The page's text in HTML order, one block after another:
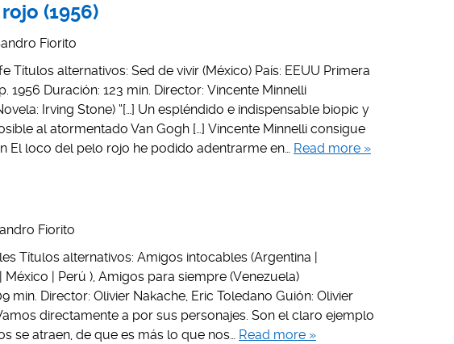
(1956)
Fiorito
Títulos alternativos: Sed de vivir (México) País: EEUU Primera
1956 Duración: 123 min. Director: Vincente Minnelli
Irving Stone) “[…] Un espléndido e indispensable biopic y
al atormentado Van Gogh […] Vincente Minnelli consigue
El loco del pelo rojo he podido adentrarme en… Read more »
Fiorito
Títulos alternativos: Amigos intocables (Argentina |
México | Perú ), Amigos para siempre (Venezuela)
min. Director: Olivier Nakache, Eric Toledano Guión: Olivier
directamente a por sus personajes. Son el claro ejemplo
se atraen, de que es más lo que nos… Read more »